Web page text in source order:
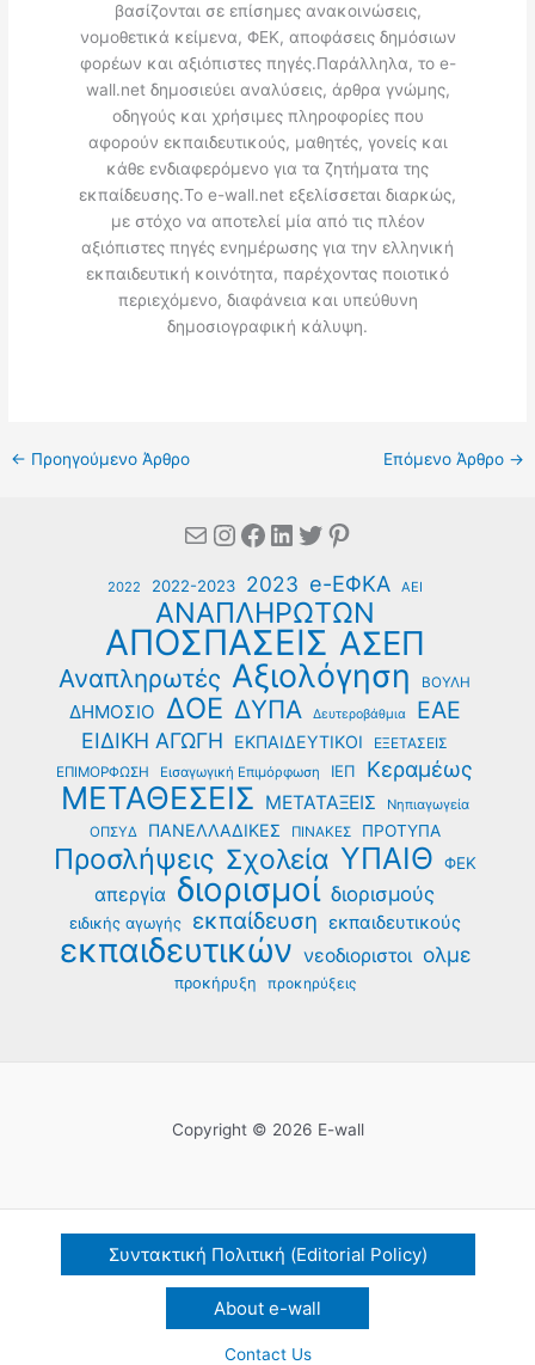
βασίζονται σε επίσημες ανακοινώσεις,
νομοθετικά κείμενα, ΦΕΚ, αποφάσεις δημόσιων
φορέων και αξιόπιστες πηγές.Παράλληλα, το e-
wall.net δημοσιεύει αναλύσεις, άρθρα γνώμης,
οδηγούς και χρήσιμες πληροφορίες που
αφορούν εκπαιδευτικούς, μαθητές, γονείς και
κάθε ενδιαφερόμενο για τα ζητήματα της
εκπαίδευσης.Το e-wall.net εξελίσσεται διαρκώς,
με στόχο να αποτελεί μία από τις πλέον
αξιόπιστες πηγές ενημέρωσης για την ελληνική
εκπαιδευτική κοινότητα, παρέχοντας ποιοτικό
περιεχόμενο, διαφάνεια και υπεύθυνη
δημοσιογραφική κάλυψη.
← Προηγούμενο Άρθρο Επόμενο Άρθρο →
MailInstagram
Facebook
Linkedin
Twitter
Pinterest
2022 2022-2023 2023 e-ΕΦΚΑ ΑΕΙ
ΑΝΑΠΛΗΡΩΤΩΝ
ΑΠΟΣΠΑΣΕΙΣ ΑΣΕΠ
Αναπληρωτές Αξιολόγηση ΒΟΥΛΗ
ΔΗΜΟΣΙΟ ΔΟΕ ΔΥΠΑ Δευτεροβάθμια ΕΑΕ
ΕΙΔΙΚΗ ΑΓΩΓΗ ΕΚΠΑΙΔΕΥΤΙΚΟΙ ΕΞΕΤΑΣΕΙΣ
ΕΠΙΜΟΡΦΩΣΗ Εισαγωγική Επιμόρφωση ΙΕΠ Κεραμέως
ΜΕΤΑΘΕΣΕΙΣ ΜΕΤΑΤΑΞΕΙΣ
Νηπιαγωγεία
ΟΠΣΥΔ
ΠΑΝΕΛΛΑΔΙΚΕΣ ΠΙΝΑΚΕΣ ΠΡΟΤΥΠΑ
Προσλήψεις Σχολεία ΥΠΑΙΘ ΦΕΚ
απεργία διορισμοί διορισμούς
ειδικής αγωγής εκπαίδευση εκπαιδευτικούς
εκπαιδευτικών νεοδιοριστοι ολμε
προκήρυξη προκηρύξεις
Copyright © 2026 E-wall
Συντακτική Πολιτική (Editorial Policy)
About e-wall
Contact Us